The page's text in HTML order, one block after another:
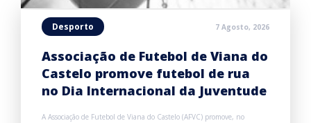
Desporto 7 Agosto, 2026
Associação de Futebol de Viana do
Castelo promove futebol de rua
no Dia Internacional da Juventude
A Associação de Futebol de Viana do Castelo (AFVC) promove, no